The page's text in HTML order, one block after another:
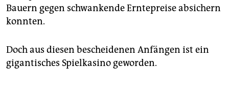
Bauern gegen schwankende Erntepreise absichern
konnten.
Doch aus diesen bescheidenen Anfängen ist ein
gigantisches Spielkasino geworden.